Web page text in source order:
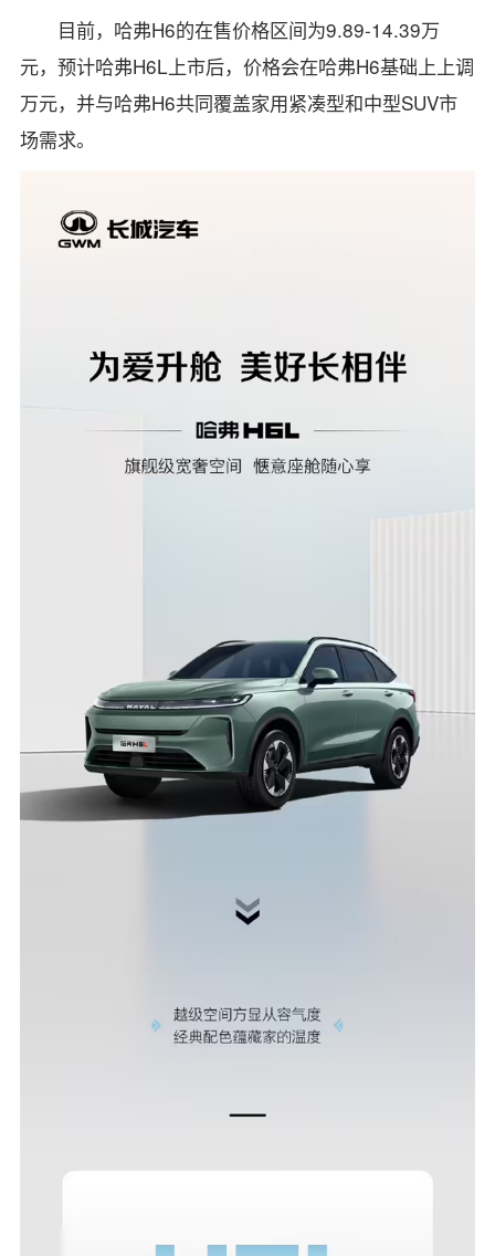
目前，哈弗H6的在售价格区间为9.89-14.39万
元，预计哈弗H6L上市后，价格会在哈弗H6基础上上调
万元，并与哈弗H6共同覆盖家用紧凑型和中型SUV市
场需求。